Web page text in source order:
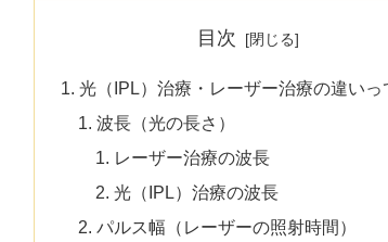
目次
光（IPL）治療・レーザー治療の違いっ
波長（光の長さ）
レーザー治療の波長
光（IPL）治療の波長
パルス幅（レーザーの照射時間）